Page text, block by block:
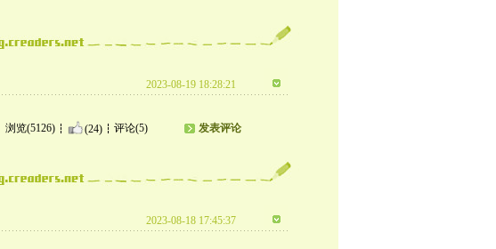
2023-08-19 18:28:21
浏览(5126) (24) 评论(5) 发表评论
2023-08-18 17:45:37